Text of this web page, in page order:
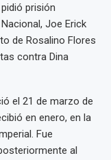
prisión
Joe Erick
de Rosalino Flores
contra Dina
el 21 de marzo de
en enero, en la
Fue
al